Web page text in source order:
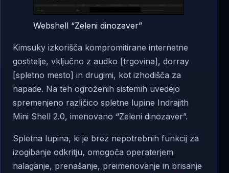
Webshell “Zeleni dinozaver”
Kimsuky izkorišča kompromitirane internetne
gostitelje, vključno z audko [trgovina], dorray
[spletno mesto] in drugimi, kot izhodišča za
napade. Na teh ogroženih sistemih uvedejo
spremenjeno različico spletne lupine Indrajith
Mini Shell 2.0, imenovano “Zeleni dinozaver”.
Spletna lupina, ki je brez nepotrebnih funkcij za
izogibanje odkritju, omogoča operaterjem
nalaganje, prenašanje, preimenovanje in brisanje